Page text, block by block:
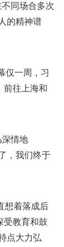
同场合多次
的精神谱
仅一周，习
前往上海和
情地
，我们终于
想着落成后
受教育和鼓
点大力弘